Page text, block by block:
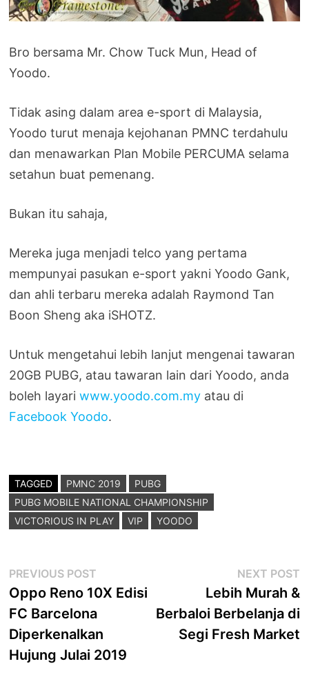
Bro bersama Mr. Chow Tuck Mun, Head of
Yoodo.
Tidak asing dalam area e-sport di Malaysia,
Yoodo turut menaja kejohanan PMNC terdahulu
dan menawarkan Plan Mobile PERCUMA selama
setahun buat pemenang.
Bukan itu sahaja,
Mereka juga menjadi telco yang pertama
mempunyai pasukan e-sport yakni Yoodo Gank,
dan ahli terbaru mereka adalah Raymond Tan
Boon Sheng aka iSHOTZ.
Untuk mengetahui lebih lanjut mengenai tawaran
20GB PUBG, atau tawaran lain dari Yoodo, anda
boleh layariwww.yoodo.com.my atau di
Facebook Yoodo.
TAGGED PMNC 2019
PUBG
PUBG MOBILE NATIONAL CHAMPIONSHIP
VICTORIOUS IN PLAY
VIP YOODO
Post
navigation
PREVIOUS POST
post:
Oppo Reno 10X Edisi
FC Barcelona
Diperkenalkan
Hujung Julai 2019
NEXT POST
Lebih Murah &
Berbaloi Berbelanja di
Segi Fresh Market